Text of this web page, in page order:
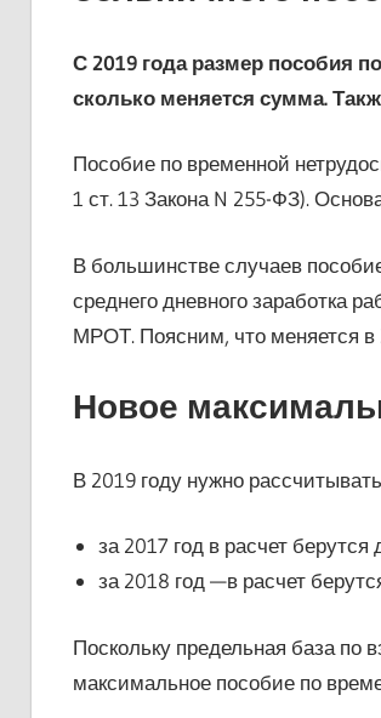
С 2019 года размер пособия
сколько меняется сумма.
Пособие по временной
1 ст. 13 Закона N 255-ФЗ).
В большинстве случаев
среднего дневного заработка
МРОТ. Поясним, что меняется в
Новое
В 2019 году нужно
за 2017 год в расчет
за 2018 год —в расчет
Поскольку предельная база по
максимальное пособие по